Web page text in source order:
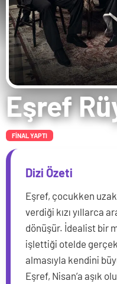
Eşref
FİNAL YAPTI
Dizi Özeti
Eşref, çocukken
verdiği kızı yıllarca
dönüşür. İdealist bir
işlettiği otelde
almasıyla kendini
Eşref, Nisan’a aşık